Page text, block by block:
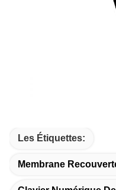
Les Étiquettes:
Membrane